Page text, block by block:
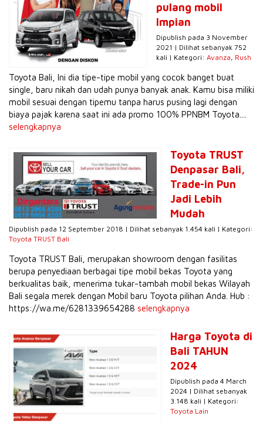
pulang mobil
Impian
Dipublish pada 3 November
2021 | Dilihat sebanyak 752
kali | Kategori: Avanza, Rush
Toyota Bali, Ini dia tipe-tipe mobil yang cocok banget buat
single, baru nikah dan udah punya banyak anak. Kamu bisa miliki
mobil sesuai dengan tipemu tanpa harus pusing lagi dengan
biaya pajak karena saat ini ada promo 100% PPNBM Toyota....
selengkapnya
Toyota TRUST
Denpasar Bali,
Trade-in Pun
Jadi Lebih
Mudah
Dipublish pada 12 September 2018 | Dilihat sebanyak 1.454 kali | Kategori:
Toyota TRUST Bali
Toyota TRUST Bali, merupakan showroom dengan fasilitas
berupa penyediaan berbagai tipe mobil bekas Toyota yang
berkualitas baik, menerima tukar-tambah mobil bekas Wilayah
Bali segala merek dengan Mobil baru Toyota pilihan Anda. Hub :
https://wa.me/6281339654288 selengkapnya
Harga Toyota di
Bali TAHUN
2024
Dipublish pada 4 March
2024 | Dilihat sebanyak
3.148 kali | Kategori:
Toyota Lain